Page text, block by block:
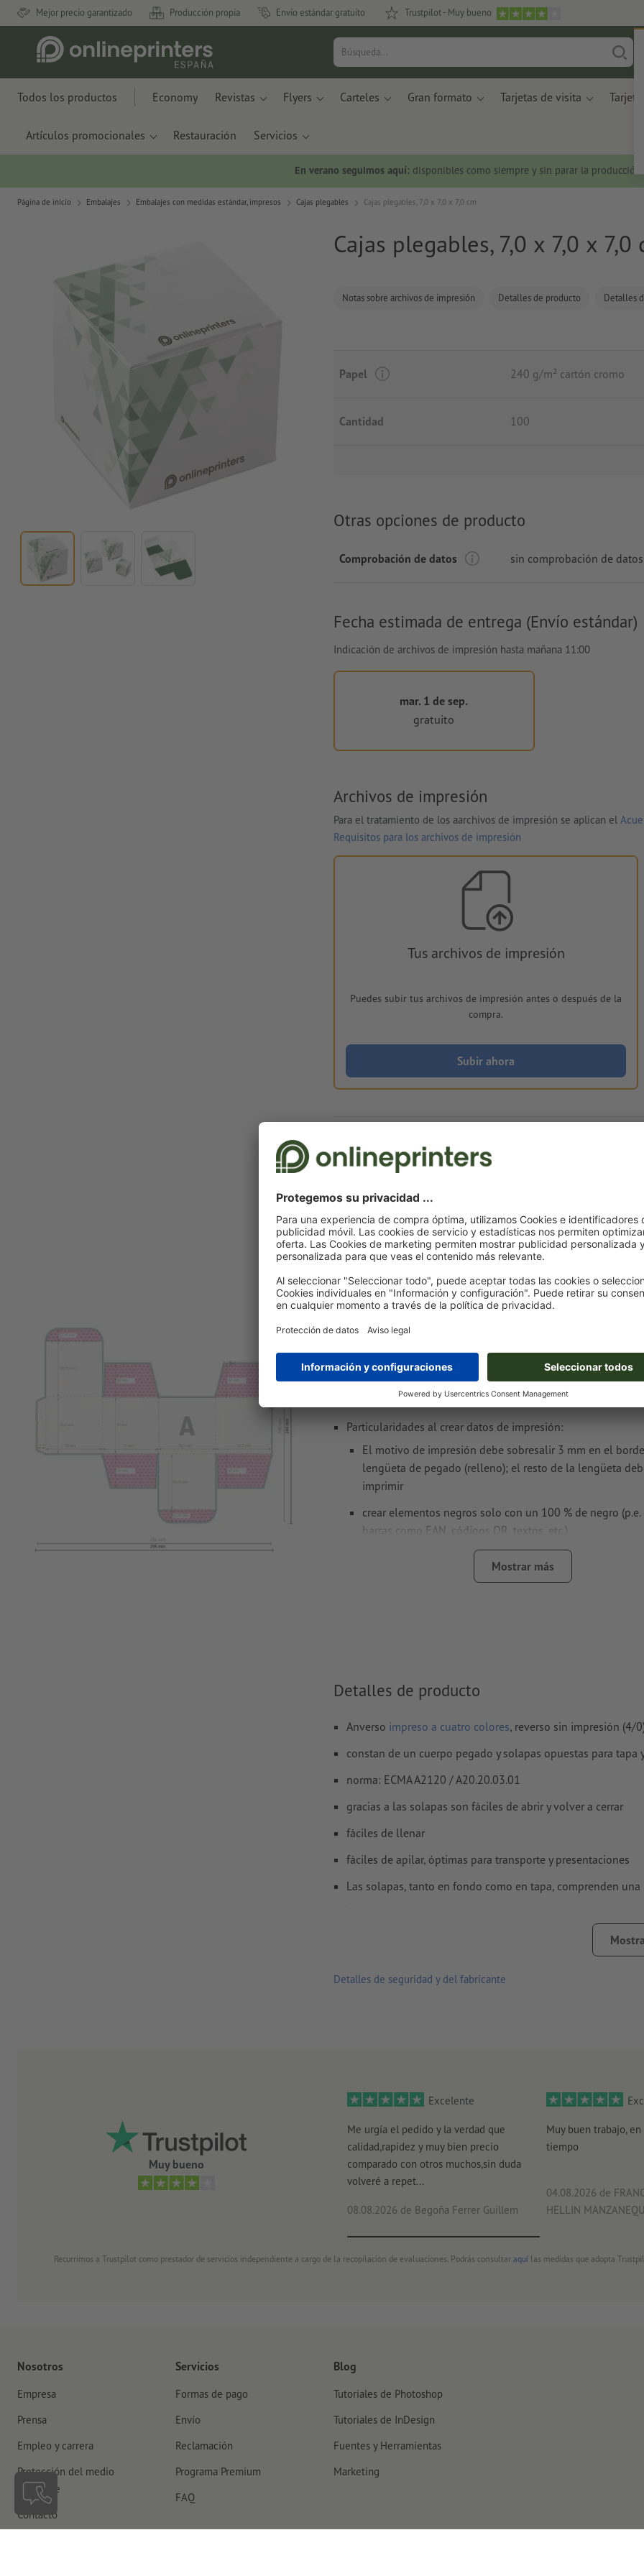
Mejor precio garantizado Producción propia Envío estándar gratuito Trustpilot - Muy bueno
Todos los productos Economy Revistas Flyers Carteles Gran formato Tarjetas de visita Tarjetas
Artículos promocionales Restauración Servicios
En verano seguimos aquí: disponibles como siempre y sin parar la producción.
Página de inicio Embalajes Embalajes con medidas estándar, impresos Cajas plegables Cajas plegables, 7,0 x 7,0 x 7,0 cm
Cajas plegables, 7,0 x 7,0 x 7,0
Notas sobre archivos de impresión Detalles de producto Detalles
Papel 240 g/m² cartón cromo
Cantidad 100
Otras opciones de producto
Comprobación de datos sin comprobación de datos
Fecha estimada de entrega (Envío estándar)
Indicación de archivos de impresión hasta mañana 11:00
mar. 1 de sep.
gratuito
Archivos de impresión
Para el tratamiento de los aarchivos de impresión se aplican el
Requisitos para los archivos de impresión
Tus archivos de impresión
Puedes subir tus archivos de impresión antes o después de la
compra.
Subir ahora
Momentáneamente, este artículo está agotado
Entrega aprox.:
mar. 1 de sep.
Peso: aprox.1,3 kg
Notas sobre archivos de impresión Cajas
7,0 x 7,0 x 7,0 cm
Formato de datos(incl. 2 mm sangrado): 29,5 x 24,4 cm
final: 29,1 x 24 cm
Particularidades al crear datos de impresión:
El motivo de impresión debe sobresalir 3 mm en el
lengüeta de pegado (relleno); el resto de la lengüeta
imprimir
crear elementos negros solo con un 100 % de negro
barras como EAN, códigos QR, textos, etc.)
Deje los contornos técnicos en colores especiales (p.e.
hendido, perforación, huella de cola) en el PDF de datos
deben tener al menos 4 mm de separación respecto del
final
Las fuenteshan de estar completamente incrustadas o
FOGRA52 (PSO Uncoated v3 FOGRA52) para papel no cuché
No corregimos lasfaltas de ortografía y de sintaxis
No corregimos los
Loscomentarios serán eliminados y no se imprimen
El contenido en loscampos de formulariose imprime
Mostrar más
Detalles de producto
Anverso impreso a cuatro colores, reverso sin impresión (4/
constan de un cuerpo pegado y solapas opuestas para tapa
norma: ECMA A2120 / A20.20.03.01
gracias a las solapas son fáciles de abrir y volver a cerrar
fáciles de llenar
fáciles de apilar, óptimas para transporte y presentaciones
Las solapas, tanto en fondo como en tapa, comprenden
Las solapas opuestas para fondo y tapa se insertan en
suministro: pegadas y colocadas en plano
Es necesario que tengas en cuenta la hoja de datos.
Detalles de seguridad y del fabricante
Muy bueno
Excelente
Me urgía el pedido y la verdad que
calidad,rapidez y muy bien precio
comparado con otros muchos,sin duda
volveré a repet...
08.08.2026 de Begoña Ferrer Guillem
Muy buen trabajo,
tiempo
04.08.2026 de
HELLIN
Recurrimos a Trustpilot como prestador de servicios independiente a cargo de la recopilación de evaluaciones. Podrás consultar aquí las medidas que adopta
Nosotros
Empresa
Prensa
Empleo y carrera
Protección del medio
ambiente
Contacto
Servicios
Formas de pago
Envío
Reclamación
Programa Premium
FAQ
Blog
Tutoriales de Photoshop
Tutoriales de InDesign
Fuentes y Herramientas
Marketing